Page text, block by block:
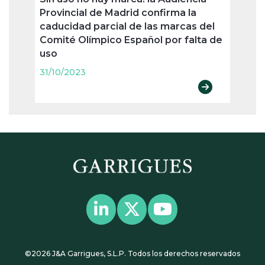
Provincial de Madrid confirma la
caducidad parcial de las marcas del
Comité Olímpico Español por falta de
uso
31/10/2023
©2026 J&A Garrigues, S.L.P. Todos los derechos reservados